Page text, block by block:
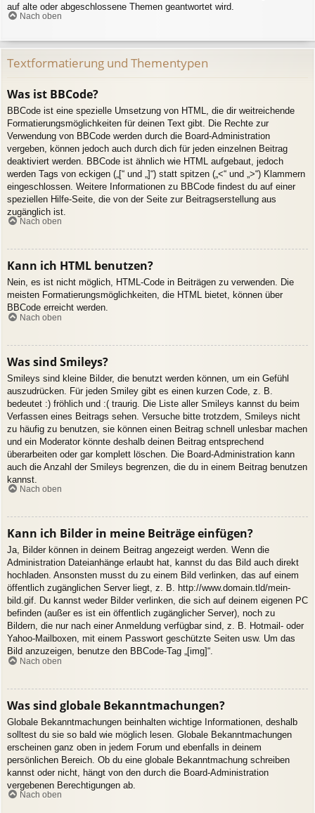
auf alte oder abgeschlossene Themen geantwortet wird.
Nach oben
Textformatierung und Thementypen
Was ist BBCode?
BBCode ist eine spezielle Umsetzung von HTML, die dir weitreichende
Formatierungsmöglichkeiten für deinen Text gibt. Die Rechte zur
Verwendung von BBCode werden durch die Board-Administration
vergeben, können jedoch auch durch dich für jeden einzelnen Beitrag
deaktiviert werden. BBCode ist ähnlich wie HTML aufgebaut, jedoch
werden Tags von eckigen („[“ und „]“) statt spitzen („<“ und „>“) Klammern
eingeschlossen. Weitere Informationen zu BBCode findest du auf einer
speziellen Hilfe-Seite, die von der Seite zur Beitragserstellung aus
zugänglich ist.
Nach oben
Kann ich HTML benutzen?
Nein, es ist nicht möglich, HTML-Code in Beiträgen zu verwenden. Die
meisten Formatierungsmöglichkeiten, die HTML bietet, können über
BBCode erreicht werden.
Nach oben
Was sind Smileys?
Smileys sind kleine Bilder, die benutzt werden können, um ein Gefühl
auszudrücken. Für jeden Smiley gibt es einen kurzen Code, z. B.
bedeutet :) fröhlich und :( traurig. Die Liste aller Smileys kannst du beim
Verfassen eines Beitrags sehen. Versuche bitte trotzdem, Smileys nicht
zu häufig zu benutzen, sie können einen Beitrag schnell unlesbar machen
und ein Moderator könnte deshalb deinen Beitrag entsprechend
überarbeiten oder gar komplett löschen. Die Board-Administration kann
auch die Anzahl der Smileys begrenzen, die du in einem Beitrag benutzen
kannst.
Nach oben
Kann ich Bilder in meine Beiträge einfügen?
Ja, Bilder können in deinem Beitrag angezeigt werden. Wenn die
Administration Dateianhänge erlaubt hat, kannst du das Bild auch direkt
hochladen. Ansonsten musst du zu einem Bild verlinken, das auf einem
öffentlich zugänglichen Server liegt, z. B. http://www.domain.tld/mein-
bild.gif. Du kannst weder Bilder verlinken, die sich auf deinem eigenen PC
befinden (außer es ist ein öffentlich zugänglicher Server), noch zu
Bildern, die nur nach einer Anmeldung verfügbar sind, z. B. Hotmail- oder
Yahoo-Mailboxen, mit einem Passwort geschützte Seiten usw. Um das
Bild anzuzeigen, benutze den BBCode-Tag „[img]“.
Nach oben
Was sind globale Bekanntmachungen?
Globale Bekanntmachungen beinhalten wichtige Informationen, deshalb
solltest du sie so bald wie möglich lesen. Globale Bekanntmachungen
erscheinen ganz oben in jedem Forum und ebenfalls in deinem
persönlichen Bereich. Ob du eine globale Bekanntmachung schreiben
kannst oder nicht, hängt von den durch die Board-Administration
vergebenen Berechtigungen ab.
Nach oben